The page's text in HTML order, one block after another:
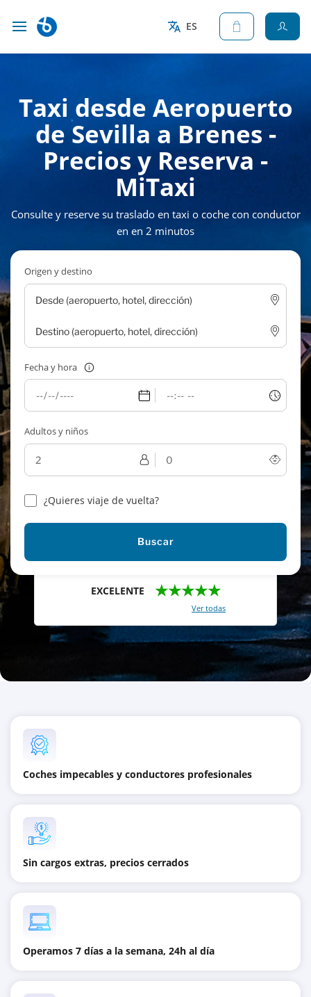
ES
Taxi desde Aeropuerto
de Sevilla a Brenes -
Precios y Reserva -
MiTaxi
Consulte y reserve su traslado en taxi o coche con conductor
en en 2 minutos
Origen y destino
Fecha y hora
Adultos y niños
¿Quieres viaje de vuelta?
Buscar
EXCELENTE ★★★★★
Ver todas
Coches impecables y conductores profesionales
Sin cargos extras, precios cerrados
Operamos 7 días a la semana, 24h al día